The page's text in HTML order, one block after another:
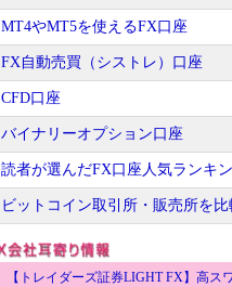
MT4やMT5を使えるFX口座
FX自動売買（シストレ）口座
CFD口座
バイナリーオプション口座
読者が選んだFX口座人気ランキン
ビットコイン取引所・販売所を比
【トレイダーズ証券LIGHT FX】高ス